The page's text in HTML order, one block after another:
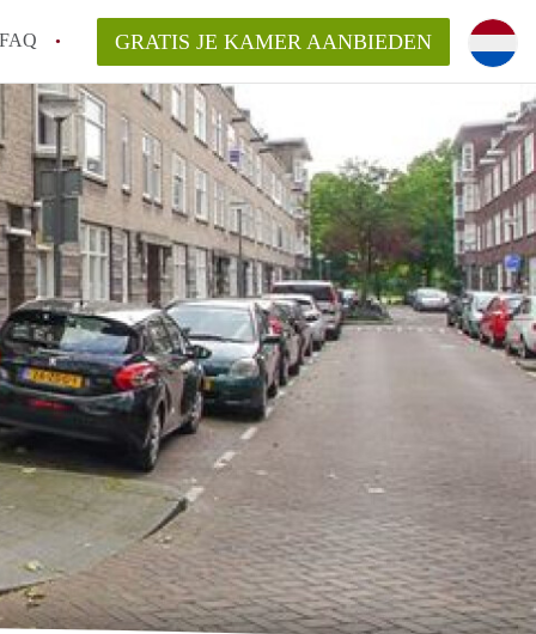
FAQ
als ik een kamer huur in
kamer vind?
in Rotterdam?
ik het beste wonen als student?
GRATIS JE KAMER AANBIEDEN